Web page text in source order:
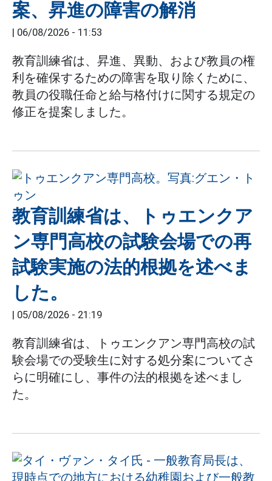
案、昇進の障害の解消
| 06/08/2026 - 11:53
教育訓練省は、昇進、異動、および教員の権
利を確保するための障害を取り除くために、
教員の役職任命と給与格付けに関する規定の
修正を提案しました。
教育訓練省は、トゥエンクア
ン専門高校の試験会場での再
試験実施の法的根拠を述べま
した。
| 05/08/2026 - 21:19
教育訓練省は、トゥエンクアン専門高校の試
験会場での受験生に対する処分案についてさ
らに明確にし、事件の法的根拠を述べまし
た。